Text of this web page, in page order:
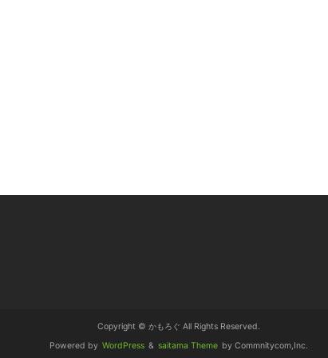
Copyright © かもろぐ All Rights Reserved.
Powered by WordPress & saitama Theme by Commnitycom,Inc.